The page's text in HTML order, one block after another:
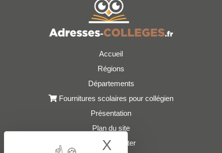
Accueil
Régions
Départements
Fournitures scolaires pour collégien
Présentation
Plan du site
Nous contacter
X Hide cookie